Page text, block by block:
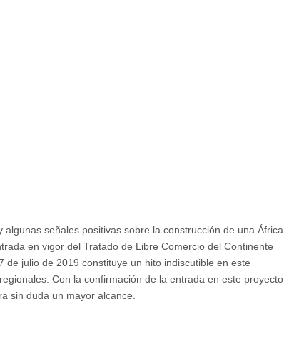
señales positivas sobre la construcción de una África
en vigor del Tratado de Libre Comercio del Continente
julio de 2019 constituye un hito indiscutible en este
Con la confirmación de la entrada en este proyecto
sin duda un mayor alcance.